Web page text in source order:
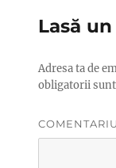
Lasă
Adresa ta de
obligatorii
COMENTARIU